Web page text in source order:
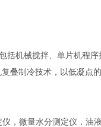
括机械搅拌、单片机程
叠制冷技术，以低凝点
，微量水分测定仪，